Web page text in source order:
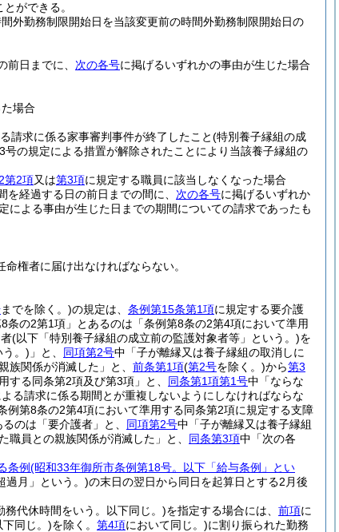
ができる。
外勤務制限開始日を当該変更前の時間外勤務制限開始日の
日までに、 次の各号に掲げるいずれかの事由が生じた場合
場合
請求に係る家事審判事件が終了したこと(特別養子縁組の成
の規定による措置が解除されたことにより当該養子縁組の
第2項又は第3項に規定する職員に該当しなくなった場合
経過する日の前日までの間に、 次の各号に掲げるいずれか
よる事由が生じた日までの期間についての請求であったも
権者に届け出なければならない。
までを除く。)の規定は、 条例第15条第1項に規定する要介護
条の2第1項」とあるのは「条例第8条の2第4項において準用
(以下「特別養子縁組の成立前の監護対象者等」という。)を
う。) 」と、 同項第2号中「子が離縁又は養子縁組の取消しに
族関係が消滅した」と、 前条第1項(第2号を除く。)から第3
る同条第2項及び第3項」と、 同条第1項第1号中「ならな
る請求に係る期間とが重複しないようにしなければならな
第8条の2第4項において準用する同条第2項に規定する支障
のは「要介護者」と、 同項第2号中「子が離縁又は養子縁組
員との親族関係が消滅した」と、 同条第3項中「次の各
条例(昭和33年御所市条例第18号。以下「給与条例」とい
過月」という。)の末日の翌日から同日を起算日とする2月後
務代休時間をいう。以下同じ。)を指定する場合には、 前項に
下同じ。)を除く。 第4項において同じ。)に割り振られた勤務